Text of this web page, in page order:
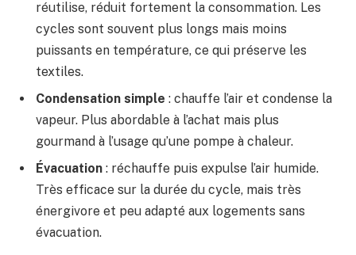
réutilise, réduit fortement la consommation. Les
cycles sont souvent plus longs mais moins
puissants en température, ce qui préserve les
textiles.
Condensation simple : chauffe l’air et condense la
vapeur. Plus abordable à l’achat mais plus
gourmand à l’usage qu’une pompe à chaleur.
Évacuation : réchauffe puis expulse l’air humide.
Très efficace sur la durée du cycle, mais très
énergivore et peu adapté aux logements sans
évacuation.